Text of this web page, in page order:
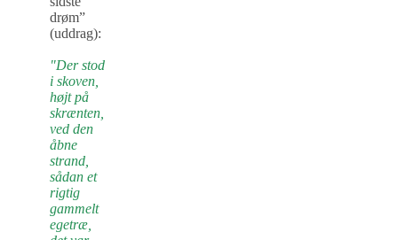
drøm”
(uddrag):
"Der stod
i skoven,
højt på
skrænten,
ved den
åbne
strand,
sådan et
rigtig
gammelt
egetræ,